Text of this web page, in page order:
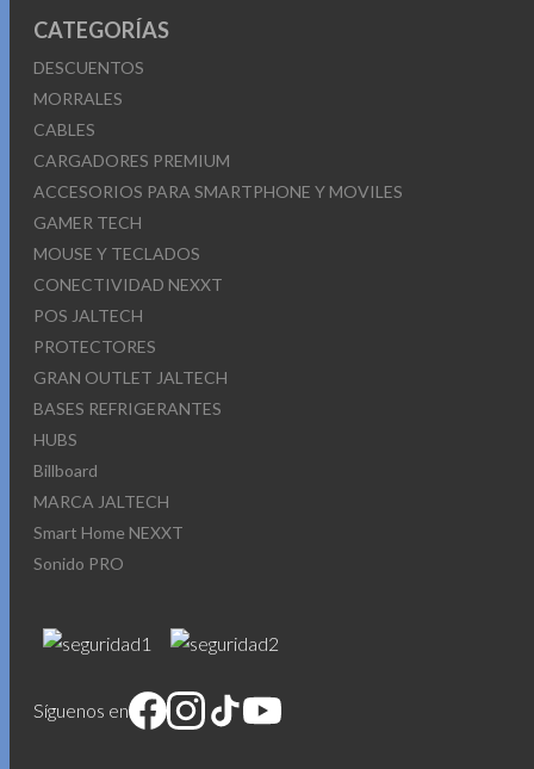
CATEGORÍAS
DESCUENTOS
MORRALES
CABLES
CARGADORES PREMIUM
ACCESORIOS PARA SMARTPHONE Y MOVILES
GAMER TECH
MOUSE Y TECLADOS
CONECTIVIDAD NEXXT
POS JALTECH
PROTECTORES
GRAN OUTLET JALTECH
BASES REFRIGERANTES
HUBS
Billboard
MARCA JALTECH
Smart Home NEXXT
Sonido PRO
Síguenos en